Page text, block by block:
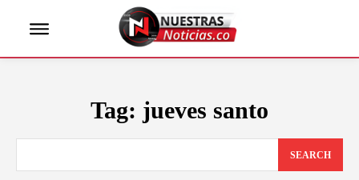
Tag: jueves santo
SEARCH